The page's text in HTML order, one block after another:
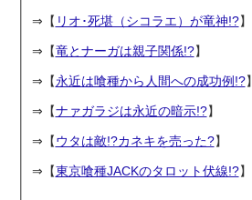
⇒【 リオ･死堪（シコラエ）が竜神!?】
⇒【竜とナーガは親子関係!?】
⇒【永近は喰種から人間への成功例!?】
⇒【ナァガラジは永近の暗示!?】
⇒【ウタは敵!?カネキを売った?】
⇒【東京喰種JACKのタロット伏線!?】